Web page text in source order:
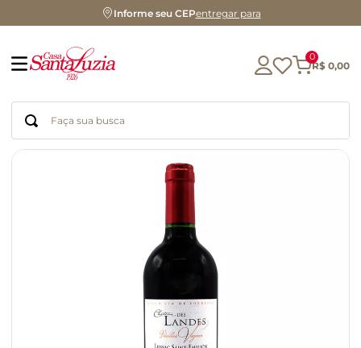
Informe seu CEPentregar para
0
R$ 0,00
Faça sua busca